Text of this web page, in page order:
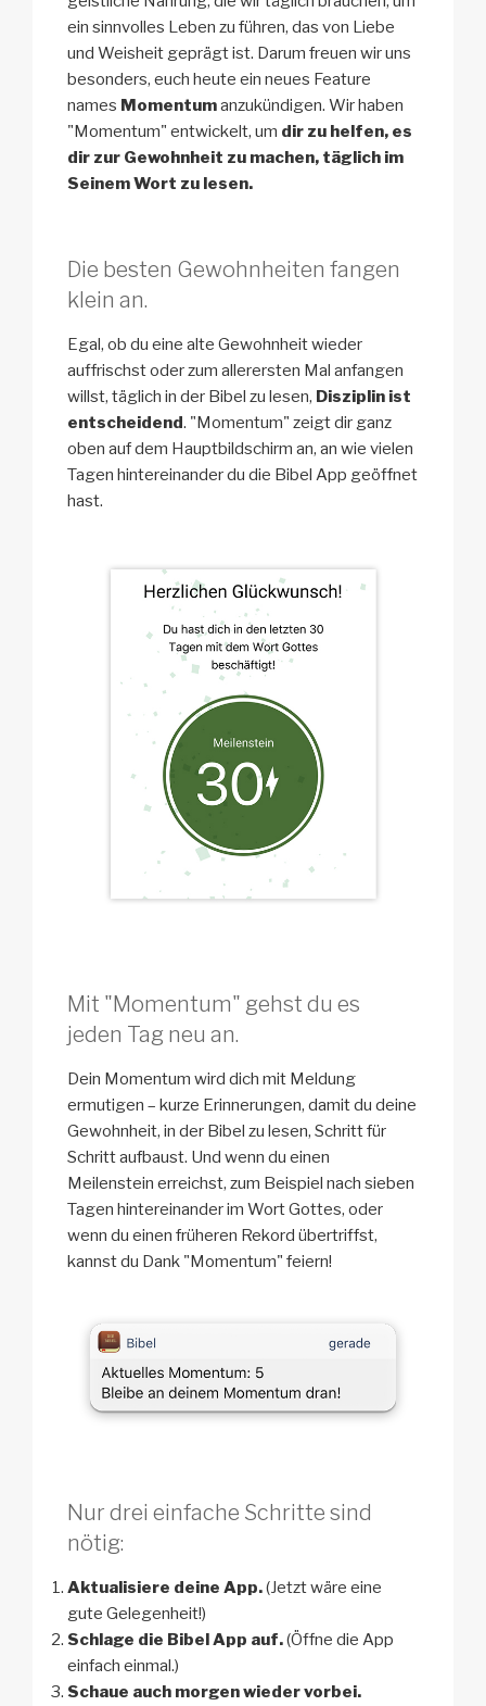
ein sinnvolles Leben zu führen, das von Liebe
und Weisheit geprägt ist. Darum freuen wir uns
besonders, euch heute ein neues Feature
names Momentumanzukündigen. Wir haben
"Momentum" entwickelt, um dir zu helfen, es
dir zur Gewohnheit zu machen, täglich im
Seinem Wort zu lesen.
Die besten Gewohnheiten fangen
klein an.
Egal, ob du eine alte Gewohnheit wieder
auffrischst oder zum allerersten Mal anfangen
willst, täglich in der Bibel zu lesen, Disziplin ist
entscheidend. "Momentum" zeigt dir ganz
oben auf dem Hauptbildschirm an, an wie vielen
Tagen hintereinander du die Bibel App geöffnet
hast.
Mit "Momentum" gehst du es
jeden Tag neu an.
Dein Momentum wird dich mit Meldung
ermutigen – kurze Erinnerungen, damit du deine
Gewohnheit, in der Bibel zu lesen, Schritt für
Schritt aufbaust. Und wenn du einen
Meilenstein erreichst, zum Beispiel nach sieben
Tagen hintereinander im Wort Gottes, oder
wenn du einen früheren Rekord übertriffst,
kannst du Dank "Momentum" feiern!
Nur drei einfache Schritte sind
nötig:
Aktualisiere deine App.(Jetzt wäre eine
gute Gelegenheit!)
Schlage die Bibel App auf.(Öffne die App
einfach einmal.)
Schaue auch morgen wieder vorbei.